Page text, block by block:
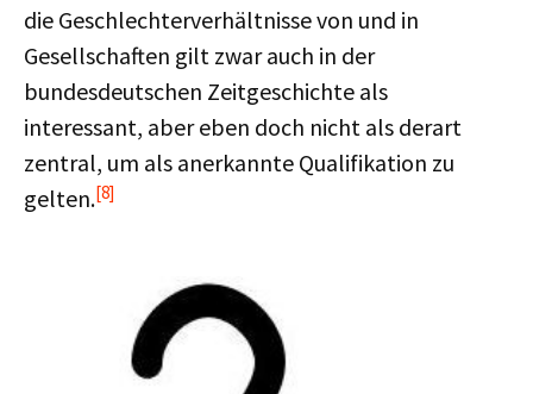
die Geschlechterverhältnisse von und in
Gesellschaften gilt zwar auch in der
bundesdeutschen Zeitgeschichte als
interessant, aber eben doch nicht als derart
zentral, um als anerkannte Qualifikation zu
gelten.[8]